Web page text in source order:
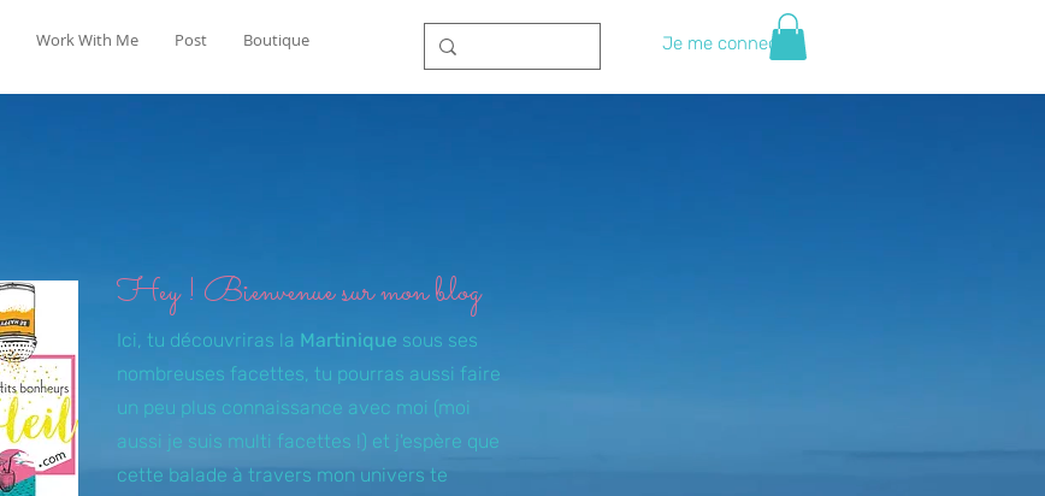
Work With Me Post Boutique Je me connecte
Hey ! Bienvenue sur mon blog
Ici, tu découvriras la Martinique sous ses
nombreuses facettes, tu pourras aussi faire
un peu plus connaissance avec moi (moi
aussi je suis multi facettes !) et j'espère que
cette balade à travers mon univers te